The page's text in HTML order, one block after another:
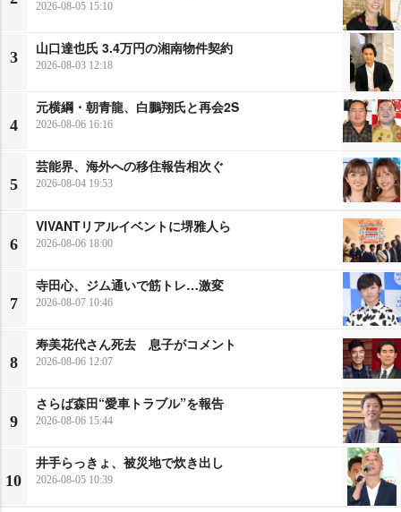
2026-08-05 15:10
3
山口達也氏 3.4万円の湘南物件契約
2026-08-03 12:18
4
元横綱・朝青龍、白鵬翔氏と再会2S
2026-08-06 16:16
5
芸能界、海外への移住報告相次ぐ
2026-08-04 19:53
6
VIVANTリアルイベントに堺雅人ら
2026-08-06 18:00
7
寺田心、ジム通いで筋トレ…激変
2026-08-07 10:46
8
寿美花代さん死去 息子がコメント
2026-08-06 12:07
9
さらば森田“愛車トラブル”を報告
2026-08-06 15:44
10
井手らっきょ、被災地で炊き出し
2026-08-05 10:39